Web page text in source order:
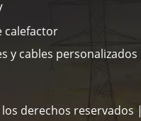
calefactor
y cables personalizados
derechos reservados |